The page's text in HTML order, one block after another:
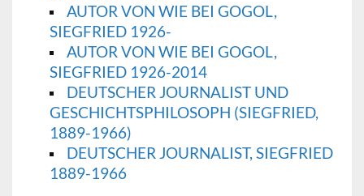
AUTOR VON WIE BEI GOGOL,
SIEGFRIED 1926-
AUTOR VON WIE BEI GOGOL,
SIEGFRIED 1926-2014
DEUTSCHER JOURNALIST UND
GESCHICHTSPHILOSOPH (SIEGFRIED,
1889-1966)
DEUTSCHER JOURNALIST, SIEGFRIED
1889-1966